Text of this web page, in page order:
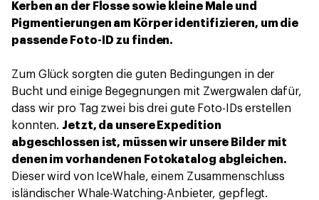
Kerben an der Flosse sowie kleine Male und
Pigmentierungen am Körper identifizieren, um die
passende Foto-ID zu finden.
Zum Glück sorgten die guten Bedingungen in der
Bucht und einige Begegnungen mit Zwergwalen dafür,
dass wir pro Tag zwei bis drei gute Foto-IDs erstellen
konnten. Jetzt, da unsere Expedition
abgeschlossen ist, müssen wir unsere Bilder mit
denen im vorhandenen Fotokatalog abgleichen.
Dieser wird von IceWhale, einem Zusammenschluss
isländischer Whale-Watching-Anbieter, gepflegt.